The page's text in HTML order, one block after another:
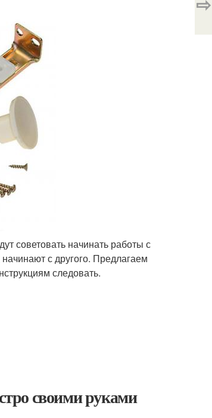
советовать начинать работы с
с другого. Предлагаем
следовать.
своими руками